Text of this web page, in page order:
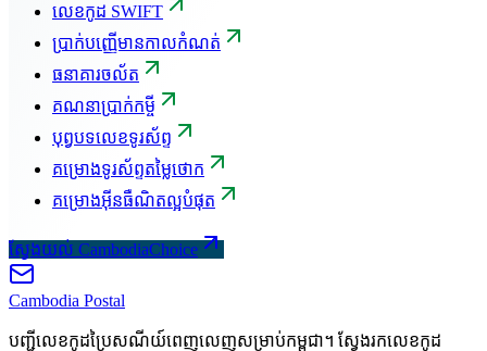
លេខកូដ SWIFT
ប្រាក់បញ្ញើមានកាលកំណត់
ធនាគារចល័ត
គណនាប្រាក់កម្ចី
បុព្វបទលេខទូរស័ព្ទ
គម្រោងទូរស័ព្ទតម្លៃថោក
គម្រោងអ៊ីនធឺណិតល្អបំផុត
ស្វែងយល់ CambodiaChoice
Cambodia Postal
បញ្ជីលេខកូដប្រៃសណីយ៍ពេញលេញសម្រាប់កម្ពុជា។ ស្វែងរកលេខកូដ